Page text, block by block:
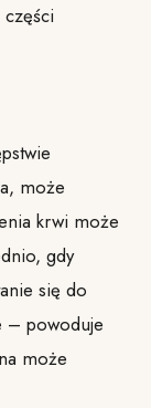
może
krwi może
gdy
się do
– powoduje
może